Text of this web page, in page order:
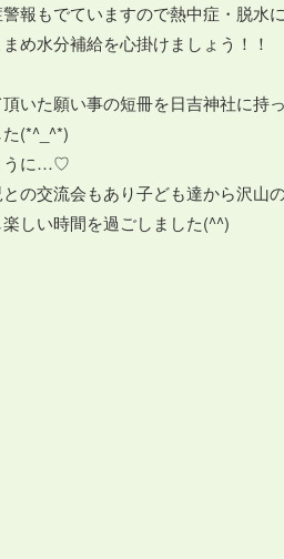
報もでていますので熱中症・脱水
め水分補給を心掛けましょう！！
いた願い事の短冊を日吉神社に持
(*^_^*)
うに…♡
の交流会もあり子ども達から沢山
しい時間を過ごしました(^^)